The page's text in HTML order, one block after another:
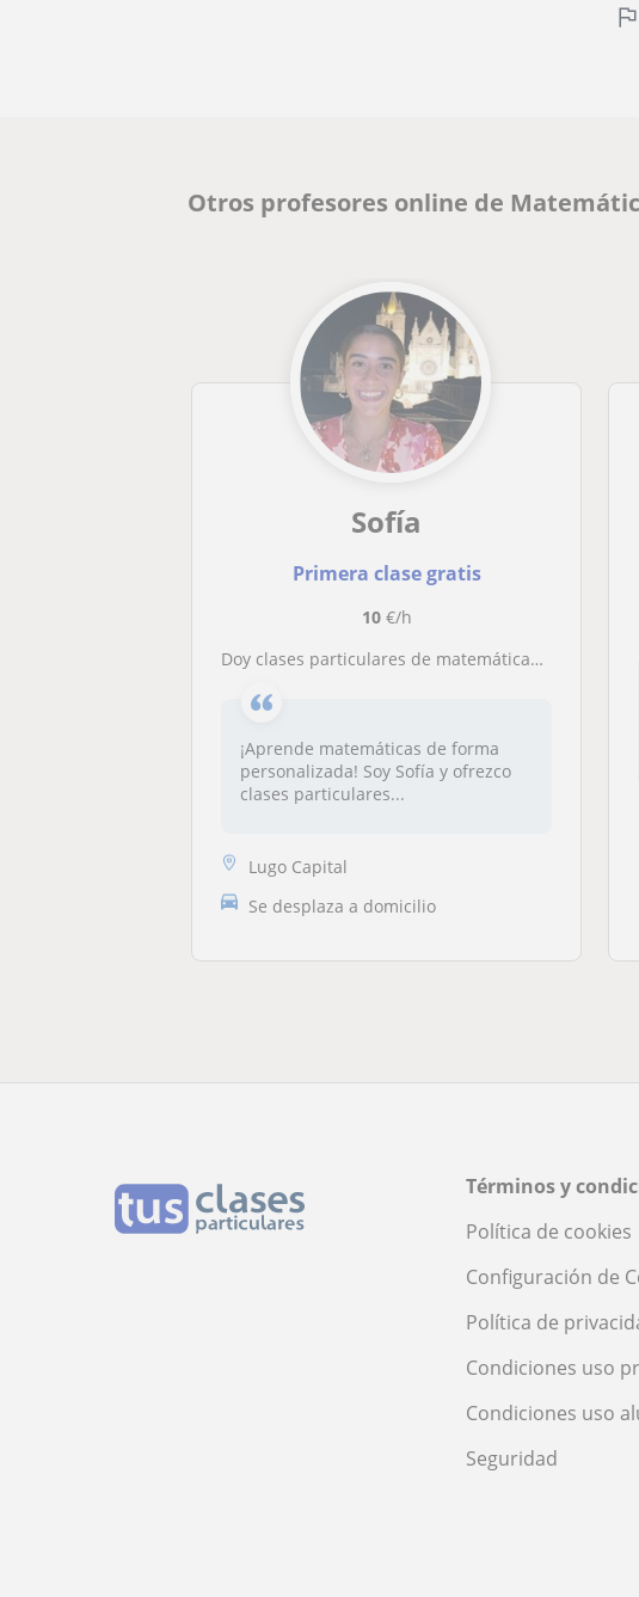
Otros profesores online de
Sofía
Primera clase gratis
10€/h
Doy clases particulares de matemáticas hasta 2 de bachillerato
¡Aprende matemáticas de forma
personalizada! Soy Sofía y ofrezco
clases particulares...
Lugo Capital
Se desplaza a domicilio
Términos y
Política de cookies
Configuración de
Política de
Condiciones uso
Condiciones uso
Seguridad